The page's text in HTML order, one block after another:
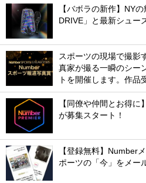
【バボラの新作】NY
DRIVE」と最新シュー
スポーツの現場で撮影
真家が撮る一瞬のシー
トを開催します。作品
【同僚や仲間とお得
が募集スタート！
【登録無料】Number
ポーツの「今」をメー